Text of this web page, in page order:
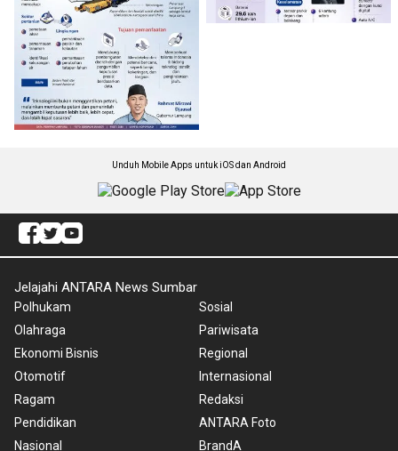
Unduh Mobile Apps untuk iOS dan Android
Jelajahi ANTARA News Sumbar
Polhukam
Olahraga
Ekonomi Bisnis
Otomotif
Ragam
Pendidikan
Nasional
Sosial
Pariwisata
Regional
Internasional
Redaksi
ANTARA Foto
BrandA